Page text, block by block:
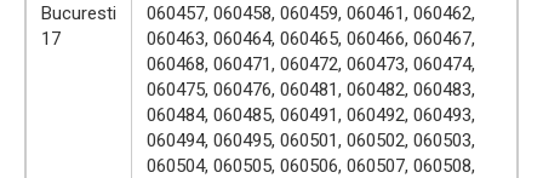
Bucuresti
17
060457, 060458, 060459, 060461, 060462,
060463, 060464, 060465, 060466, 060467,
060468, 060471, 060472, 060473, 060474,
060475, 060476, 060481, 060482, 060483,
060484, 060485, 060491, 060492, 060493,
060494, 060495, 060501, 060502, 060503,
060504, 060505, 060506, 060507, 060508,